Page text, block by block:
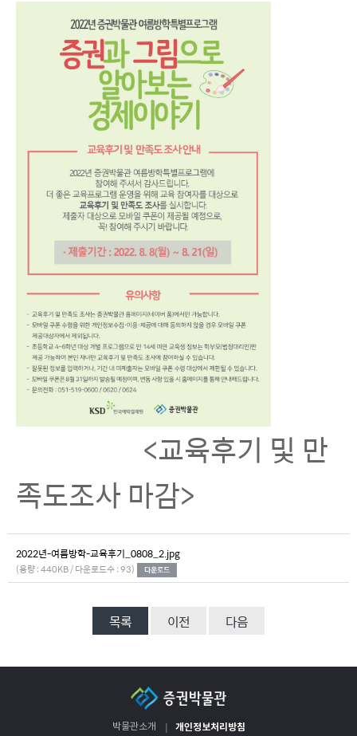
<교육후기 및 만
족도조사 마감>
2022년-여름방학-교육후기_0808_2.jpg
(용량 : 440KB / 다운로드수 : 93)
목록 이전 다음
박물관소개 개인정보처리방침